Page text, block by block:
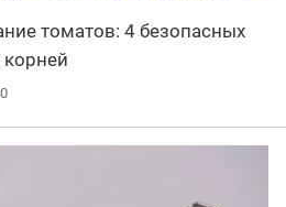
томатов: 4 безопасных